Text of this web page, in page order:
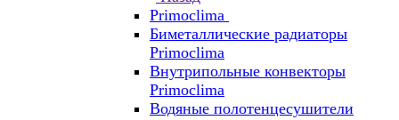
Primoclima
Биметаллические радиаторы
Primoclima
Внутрипольные конвекторы
Primoclima
Водяные полотенцесушители